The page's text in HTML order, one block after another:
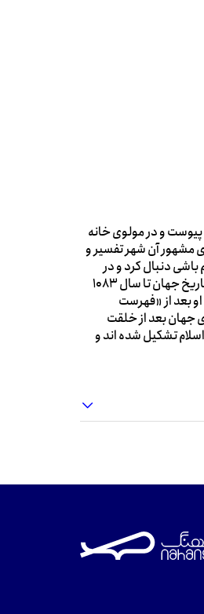
مولوی پیوست و در مولوی خانه
مشهور آن شهر تفسیر و
دنبال کرد و در
هیأت و ریاضیات و نجوم تبحر پیدا کرد. «صحایف الاخبار» کتابی است که مضمون آن شامل وقایع تاریخ جهان تا سال 1083
بعد از «فهرست
جهان بعد از خلقت
تشکیل شده اند و